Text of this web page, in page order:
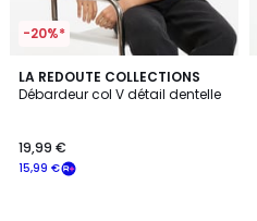
-20%*
LA REDOUTE COLLECTIONS
Débardeur col V détail dentelle
15,99 €
19,99 €
4,1
/ 5
2
Couleurs